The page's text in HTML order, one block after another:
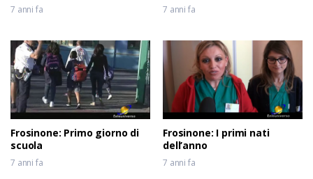
7 anni fa 7 anni fa
Frosinone: Primo giorno di
scuola
7 anni fa
Frosinone: I primi nati
dell’anno
7 anni fa